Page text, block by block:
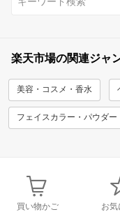
楽天市場の関連ジャ
美容・コスメ・香水
フェイスカラー・パウダー
買い物かご お気